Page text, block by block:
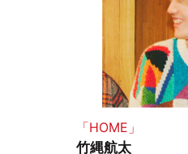
「HOME」
竹縄航太